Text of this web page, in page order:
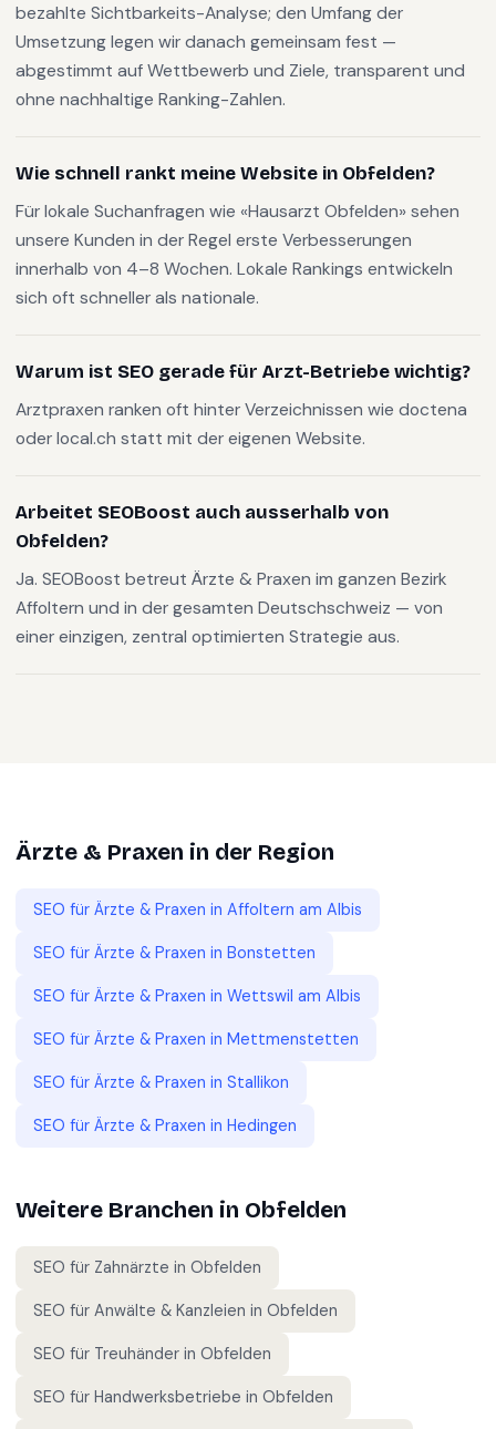
bezahlte Sichtbarkeits-Analyse; den Umfang der
Umsetzung legen wir danach gemeinsam fest —
abgestimmt auf Wettbewerb und Ziele, transparent und
ohne nachhaltige Ranking-Zahlen.
Wie schnell rankt meine Website in Obfelden?
Für lokale Suchanfragen wie «Hausarzt Obfelden» sehen
unsere Kunden in der Regel erste Verbesserungen
innerhalb von 4–8 Wochen. Lokale Rankings entwickeln
sich oft schneller als nationale.
Warum ist SEO gerade für Arzt-Betriebe wichtig?
Arztpraxen ranken oft hinter Verzeichnissen wie doctena
oder local.ch statt mit der eigenen Website.
Arbeitet SEOBoost auch ausserhalb von
Obfelden?
Ja. SEOBoost betreut Ärzte & Praxen im ganzen Bezirk
Affoltern und in der gesamten Deutschschweiz — von
einer einzigen, zentral optimierten Strategie aus.
Ärzte & Praxen in der Region
SEO für Ärzte & Praxen in Affoltern am Albis
SEO für Ärzte & Praxen in Bonstetten
SEO für Ärzte & Praxen in Wettswil am Albis
SEO für Ärzte & Praxen in Mettmenstetten
SEO für Ärzte & Praxen in Stallikon
SEO für Ärzte & Praxen in Hedingen
Weitere Branchen in Obfelden
SEO für Zahnärzte in Obfelden
SEO für Anwälte & Kanzleien in Obfelden
SEO für Treuhänder in Obfelden
SEO für Handwerksbetriebe in Obfelden